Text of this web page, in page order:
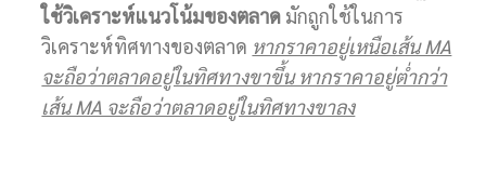
ใช้วิเคราะห์แนวโน้มของตลาด มักถูกใช้ในการ
วิเคราะห์ทิศทางของตลาด หากราคาอยู่เหนือเส้น MA
จะถือว่าตลาดอยู่ในทิศทางขาขึ้น หากราคาอยู่ต่ำกว่า
เส้น MA จะถือว่าตลาดอยู่ในทิศทางขาลง